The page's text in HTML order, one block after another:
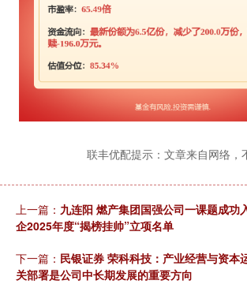
联丰优配提示：文章来自网络，
上一篇： 九连阳 燃产集团国强公司一课题成功
企2025年度“揭榜挂帅”立项名单
下一篇： 民银证券 荣科科技：产业经营与资本
关部署是公司中长期发展的重要方向